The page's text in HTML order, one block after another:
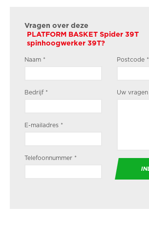
Vragen over deze
PLATFORM BASKET Spider 39T
spinhoogwerker 39T?
Naam *
Bedrijf *
E-mailadres *
Telefoonnummer *
Postcode *
Uw vragen